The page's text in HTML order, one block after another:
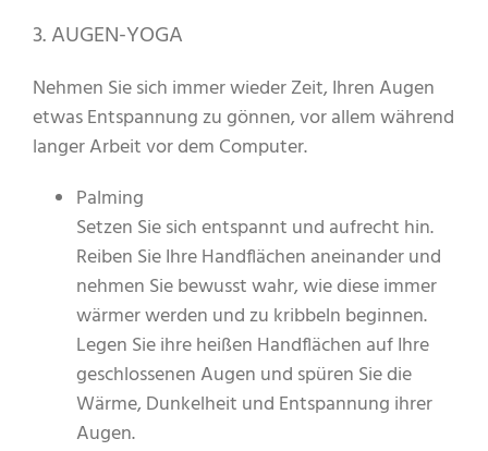
3. AUGEN-YOGA
Nehmen Sie sich immer wieder Zeit, Ihren Augen
etwas Entspannung zu gönnen, vor allem während
langer Arbeit vor dem Computer.
Palming
Setzen Sie sich entspannt und aufrecht hin.
Reiben Sie Ihre Handflächen aneinander und
nehmen Sie bewusst wahr, wie diese immer
wärmer werden und zu kribbeln beginnen.
Legen Sie ihre heißen Handflächen auf Ihre
geschlossenen Augen und spüren Sie die
Wärme, Dunkelheit und Entspannung ihrer
Augen.